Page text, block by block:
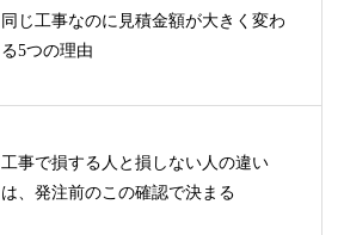
同じ工事なのに見積金額が大きく変わ
る5つの理由
工事で損する人と損しない人の違い
は、発注前のこの確認で決まる